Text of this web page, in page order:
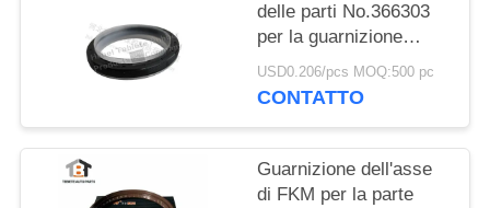
delle parti No.366303
per la guarnizione
dell'albero a gomito
delle parti del camion
USD0.206/pcs MOQ:500 pc
CONTATTO
Guarnizione dell'asse
di FKM per la parte